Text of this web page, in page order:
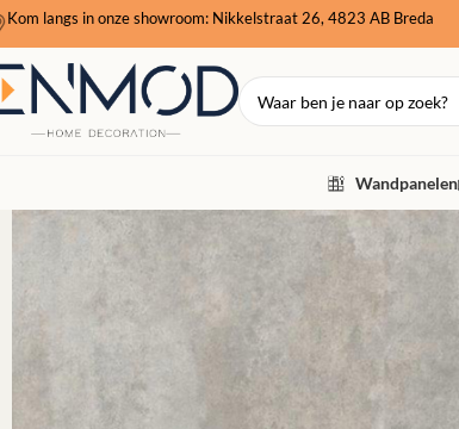
Kom langs in onze showroom: Nikkelstraat 26, 4823 AB Breda
Wandpanelen